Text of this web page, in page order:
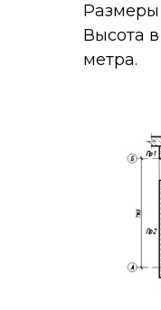
Размеры
Высота
метра.